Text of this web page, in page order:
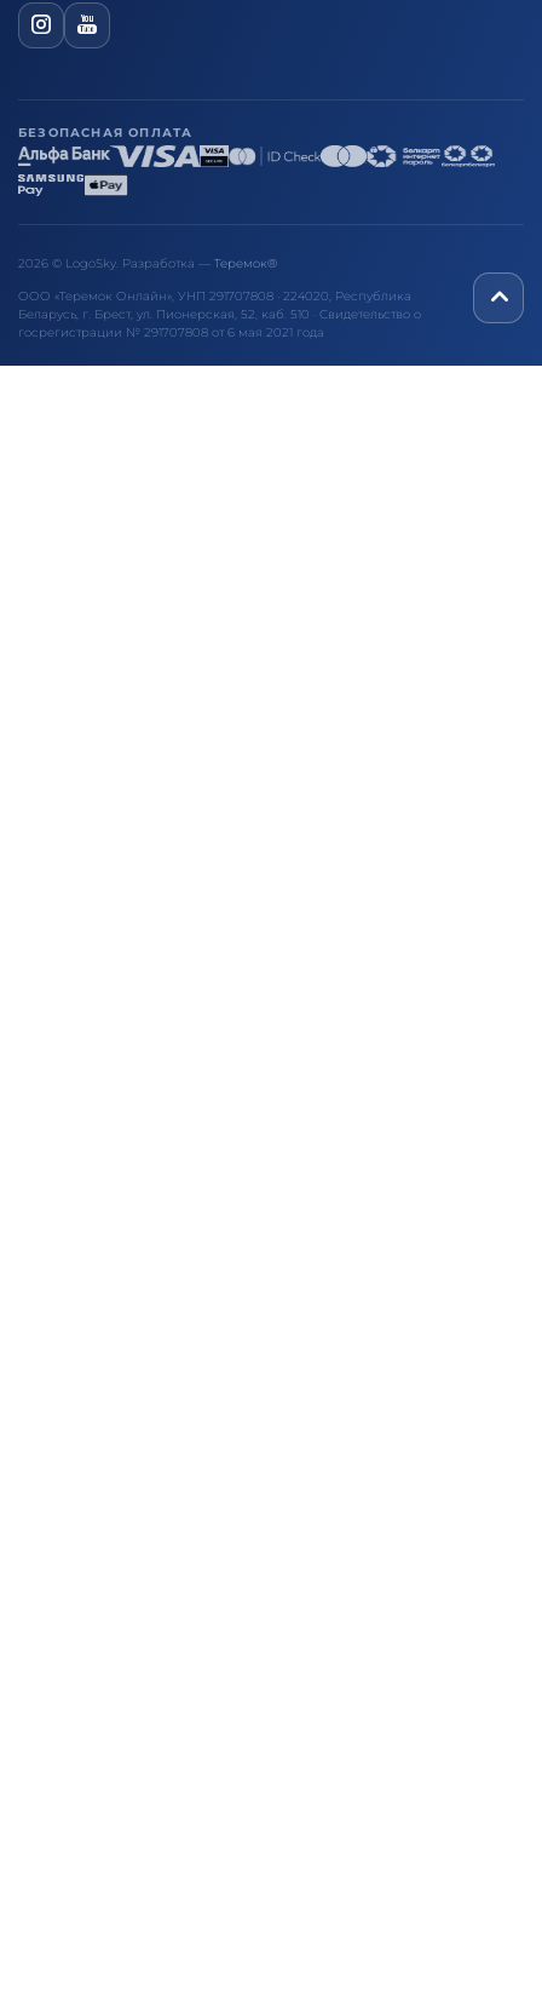
БЕЗОПАСНАЯ ОПЛАТА
2026 © LogoSky. Разработка — Теремок®
ООО «Теремок Онлайн», УНП 291707808 · 224020, Республика
Беларусь, г. Брест, ул. Пионерская, 52, каб. 510 · Свидетельство о
госрегистрации № 291707808 от 6 мая 2021 года